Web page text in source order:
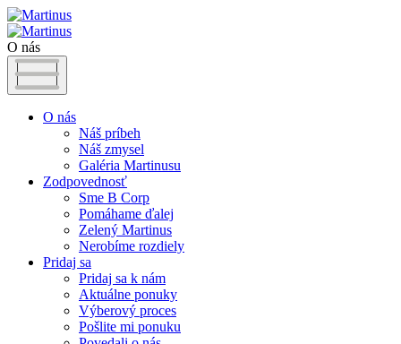
O nás
O nás
Náš príbeh
Náš zmysel
Galéria Martinusu
Zodpovednosť
Sme B Corp
Pomáhame ďalej
Zelený Martinus
Nerobíme rozdiely
Pridaj sa
Pridaj sa k nám
Aktuálne ponuky
Výberový proces
Pošlite mi ponuku